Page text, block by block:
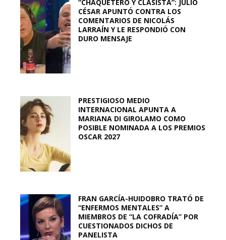
“CHAQUETERO Y CLASISTA”: JULIO
CÉSAR APUNTÓ CONTRA LOS
COMENTARIOS DE NICOLÁS
LARRAÍN Y LE RESPONDIÓ CON
DURO MENSAJE
PRESTIGIOSO MEDIO
INTERNACIONAL APUNTA A
MARIANA DI GIROLAMO COMO
POSIBLE NOMINADA A LOS PREMIOS
OSCAR 2027
FRAN GARCÍA-HUIDOBRO TRATÓ DE
“ENFERMOS MENTALES” A
MIEMBROS DE “LA COFRADÍA” POR
CUESTIONADOS DICHOS DE
PANELISTA